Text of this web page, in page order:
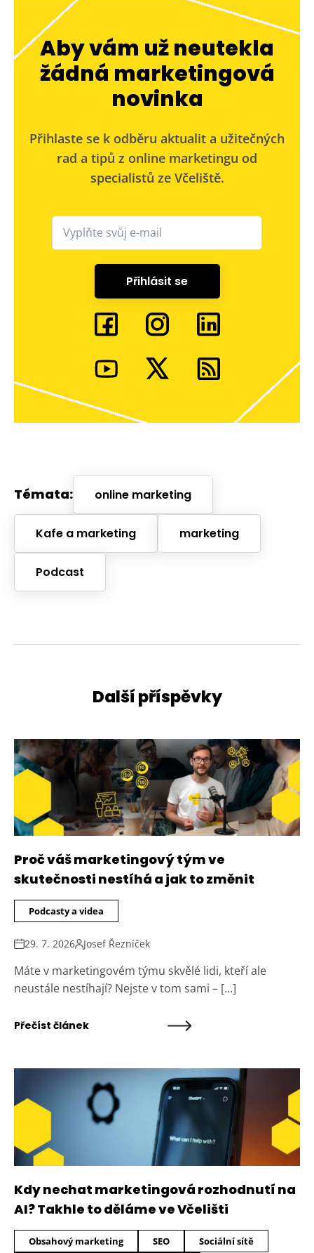
Aby vám už neutekla
žádná marketingová
novinka
Přihlaste se k odběru aktualit a užitečných
rad a tipů z online marketingu od
specialistů ze Včeliště.
Přihlásit se
Témata: online marketing
Kafe a marketing marketing
Podcast
Další příspěvky
Proč váš marketingový tým ve
skutečnosti nestíhá a jak to změnit
Podcasty a videa
29. 7. 2026 Josef Řezníček
Máte v marketingovém týmu skvělé lidi, kteří ale
neustále nestíhají? Nejste v tom sami – […]
Přečíst článek
Kdy nechat marketingová rozhodnutí na
AI? Takhle to děláme ve Včelišti
Obsahový marketing SEO Sociální sítě